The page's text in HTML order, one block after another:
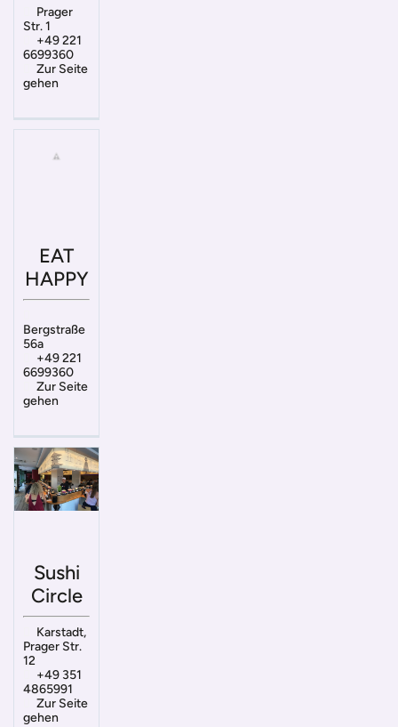
Prager
Str. 1
+49 221
6699360
Zur Seite
gehen
EAT
HAPPY
Bergstraße
56a
+49 221
6699360
Zur Seite
gehen
Sushi
Circle
Karstadt,
Prager Str.
12
+49 351
4865991
Zur Seite
gehen